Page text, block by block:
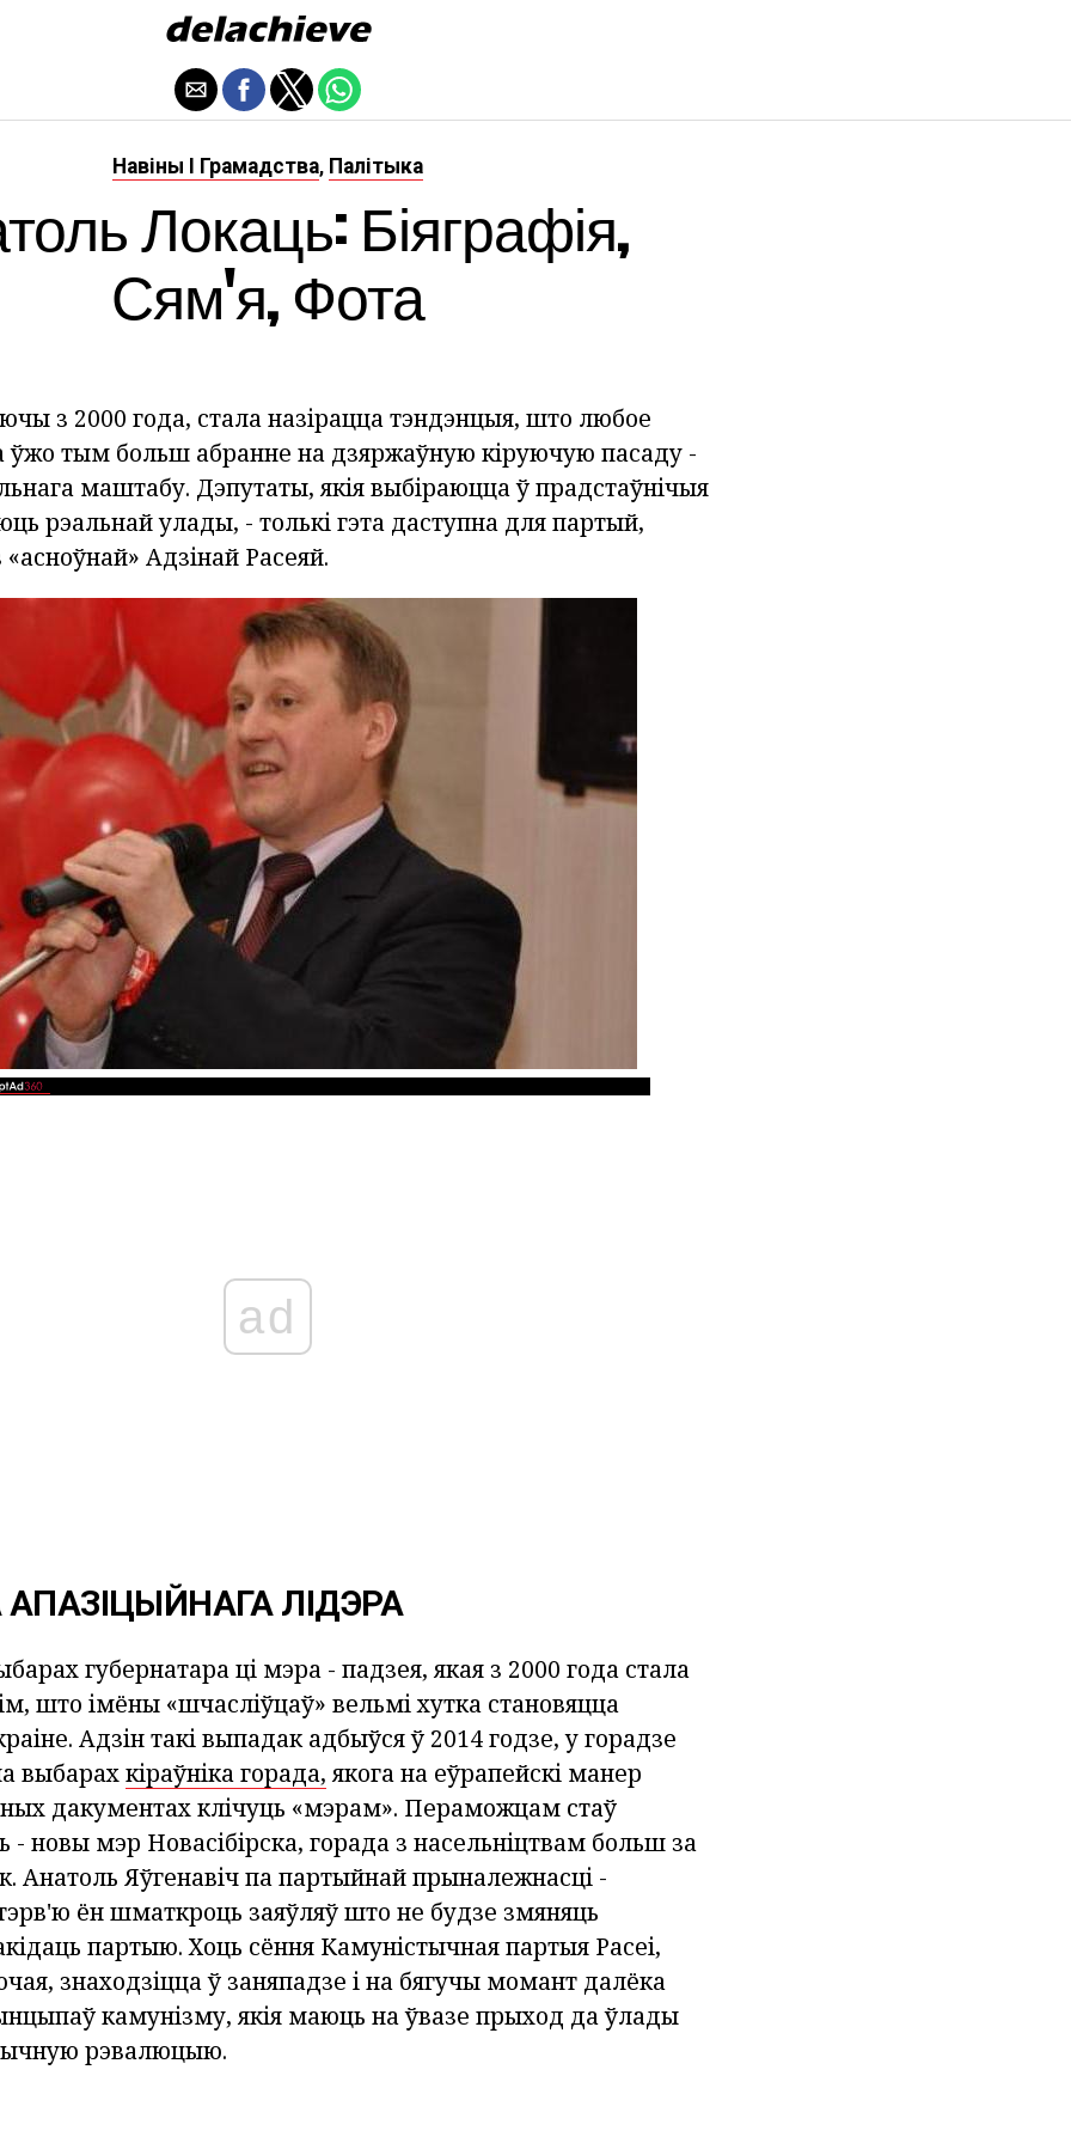
Навіны І Грамадства, Палітыка
Локаць: Біяграфія,
Сям'я, Фота
з 2000 года, стала назірацца тэндэнцыя, што любое
ўжо тым больш абранне на дзяржаўную кіруючую пасаду -
маштабу. Дэпутаты, якія выбіраюцца ў прадстаўнічыя
рэальнай улады, - толькі гэта даступна для партый,
Адзінай Расеяй.
ad
ЛІДЭРА
губернатара ці мэра - падзея, якая з 2000 года стала
што імёны «шчасліўцаў» вельмі хутка становяцца
Адзін такі выпадак адбыўся ў 2014 годзе, у горадзе
выбарахкіраўніка горада,якога на еўрапейскі манер
дакументах клічуць «мэрам». Пераможцам стаў
- новы мэр Новасібірска, горада з насельніцтвам больш за
Анатоль Яўгенавіч па партыйнай прыналежнасці -
ён шматкроць заяўляў што не будзе змяняць
партыю. Хоць сёння Камуністычная партыя Расеі,
знаходзіцца ў заняпадзе і на бягучы момант далёка
камунізму, якія маюць на ўвазе прыход да ўлады
рэвалюцыю.